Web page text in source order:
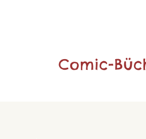
Comic-